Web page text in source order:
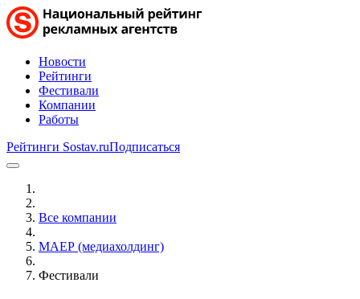
Новости
Рейтинги
Фестивали
Компании
Работы
Рейтинги Sostav.ruПодписаться
Все компании
МАЕР (медиахолдинг)
Фестивали